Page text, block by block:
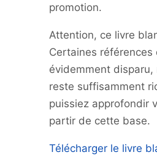
promotion.
Attention, ce livre
Certaines références
évidemment disparu,
reste suffisamment
puissiez approfondir
partir de cette base.
Télécharger le livre